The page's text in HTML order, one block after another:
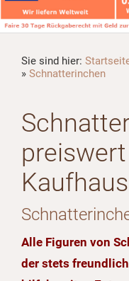
Sie sind hier:
» Schnatterinchen
Kaufhaus
Alle Figuren von
der stets